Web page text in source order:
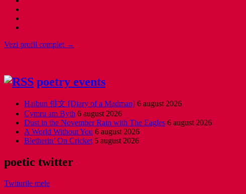
Vezi profil complet →
poetry events
Haibun 俳文 [Diary of a Madman] 6 august 2026
Cymru am Byth 6 august 2026
Dust in the November Rain with The Eagles 6 august 2026
A World Without You 6 august 2026
Bletherin’ On Cricket 5 august 2026
poetic twitter
Twiturile mele